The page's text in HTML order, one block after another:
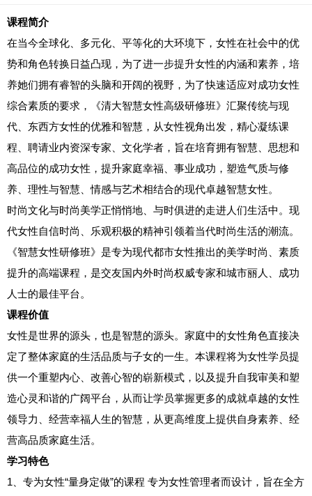
课程简介
在当今全球化、多元化、平等化的大环境下，女性在社会中的优
势和角色转换日益凸现，为了进一步提升女性的内涵和素养，培
养她们拥有睿智的头脑和开阔的视野，为了快速适应对成功女性
综合素质的要求，《清大智慧女性高级研修班》汇聚传统与现
代、东西方女性的优雅和智慧，从女性视角出发，精心凝练课
程、聘请业内资深专家、文化学者，旨在培育拥有智慧、思想和
高品位的成功女性，提升家庭幸福、事业成功，塑造气质与修
养、理性与智慧、情感与艺术相结合的现代卓越智慧女性。
时尚文化与时尚美学正悄悄地、与时俱进的走进人们生活中。现
代女性自信时尚、乐观积极的精神引领着当代时尚生活的潮流。
《智慧女性研修班》是专为现代都市女性推出的美学时尚、素质
提升的高端课程，是交友国内外时尚权威专家和城市丽人、成功
人士的最佳平台。
课程价值
女性是世界的源头，也是智慧的源头。家庭中的女性角色直接决
定了整体家庭的生活品质与子女的一生。本课程将为女性学员提
供一个重塑内心、改善心智的崭新模式，以及提升自我审美和塑
造心灵和谐的广阔平台，从而让学员掌握更多的成就卓越的女性
领导力、经营幸福人生的智慧，从更高维度上提供自身素养、经
营高品质家庭生活。
学习特色
1、专为女性“量身定做”的课程 专为女性管理者而设计，旨在全方